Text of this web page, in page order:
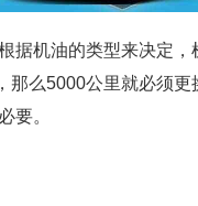
据机油的类型来决定
那么5000公里就必须
要。